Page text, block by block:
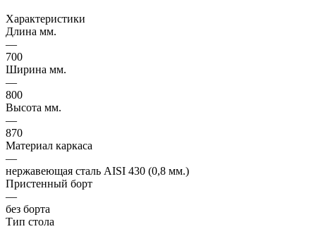
Характеристики
Длина мм.
—
700
Ширина мм.
—
800
Высота мм.
—
870
Материал каркаса
—
нержавеющая сталь AISI 430 (0,8 мм.)
Пристенный борт
—
без борта
Тип стола